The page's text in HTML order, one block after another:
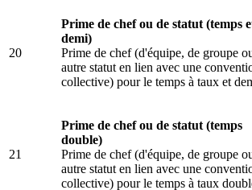
20
Prime de chef ou de statut (temps
demi)
Prime de chef (d'équipe, de groupe
autre statut en lien avec une
collective) pour le temps à taux et
21
Prime de chef ou de statut (temps
double)
Prime de chef (d'équipe, de groupe
autre statut en lien avec une
collective) pour le temps à taux